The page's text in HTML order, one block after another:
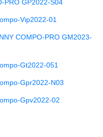
PRO GP2022-S04
Vip2022-01
COMPO-PRO GM2023-
Gt2022-051
Gpr2022-N03
Gpv2022-02